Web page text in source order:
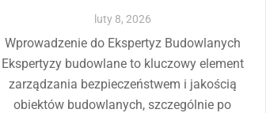
luty 8, 2026
Wprowadzenie do Ekspertyz Budowlanych
Ekspertyzy budowlane to kluczowy element
zarządzania bezpieczeństwem i jakością
obiektów budowlanych, szczególnie po